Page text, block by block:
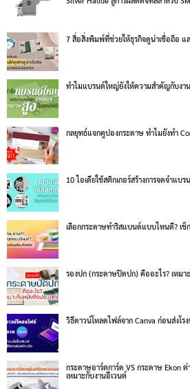
7 สื่อสิ่งพิมพ์ที่ช่วยให้ธุรกิจดูน่าเชื่อถือ
ทำไมแบรนด์ใหญ่ยังให้ความสำคัญกับง
กลยุทธ์แจกคูปองกระดาษ ทำไมยังทำ
10 ไอเดียใช้สติกเกอร์สร้างการจดจำแบ
เลือกกระดาษทำริสแบนด์แบบไหนดี? เ
รองปก (กระดาษปิดปก) คืออะไร? เหมา
วิธีดาวน์โหลดไฟล์จาก Canva ก่อนส่งโ
กระดาษอาร์ตการ์ด VS กระดาษ Ekon
เหมาะกับงานอีเวนต์